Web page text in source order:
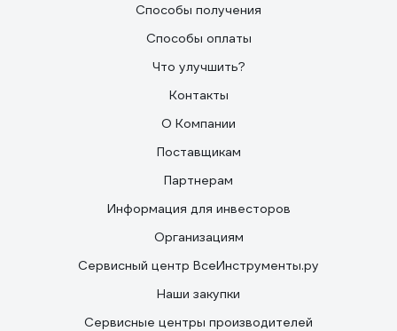
Способы получения
Способы оплаты
Что улучшить?
Контакты
О Компании
Поставщикам
Партнерам
Информация для инвесторов
Организациям
Сервисный центр ВсеИнструменты.ру
Наши закупки
Сервисные центры производителей